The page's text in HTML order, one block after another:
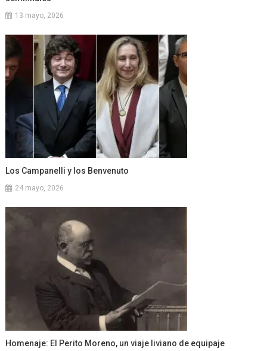
13 mayo, 2026
Los Campanelli y los Benvenuto
24 mayo, 2026
Homenaje: El Perito Moreno, un viaje liviano de equipaje